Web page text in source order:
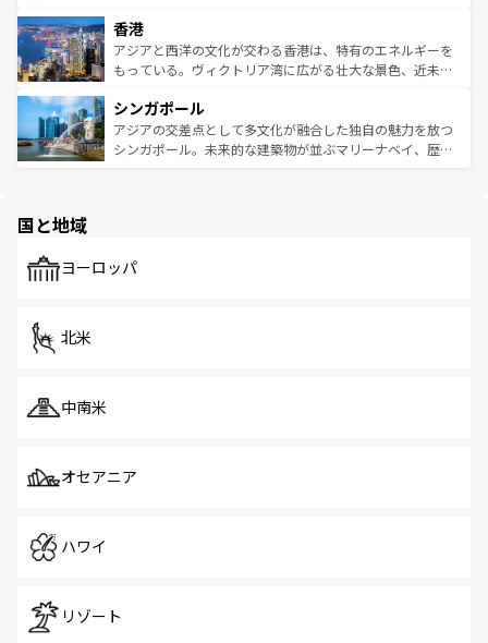
とつ。フォーやバインミー、ベトナムコーヒーなどは、ぜ
ひ現地で味わいたい。どの地域を訪れてもあたたかい人々
が旅行者を迎えてくれるので、きっと忘れられない旅にな
参照してほしい。
の活気が交差している。北部ではチェンマイなどの山岳地
帯で自然と触れ合い、南部ではプーケットやクラビの美し
いビーチでリゾート気分を楽しむことができる。タイ料理
激する。気候は一年中温暖で、どの季節にも異なる楽しみ
が待っている。親しみやすいタイの人々、仏教を中心とし
た文化、そして多様な観光資源が、訪れる旅人を魅了し続
香港
アジアと西洋の文化が交わる香港は、特有のエネルギーを
もっている。ヴィクトリア湾に広がる壮大な景色、近未来
み、どこを訪れても感動するはず。観光スポットが密集し
ており、効率よく見どころを回れるのも魅力。息をのむよ
うな絶景から文化的な体験まで、香港を存分に楽しみ尽く
シンガポール
アジアの交差点として多文化が融合した独自の魅力を放つ
シンガポール。未来的な建築物が並ぶマリーナベイ、歴史
で、ホーカーズは地元の風情を楽しめる外せないスポット
国と地域
ヨーロッパ
北米
中南米
オセアニア
ハワイ
リゾート